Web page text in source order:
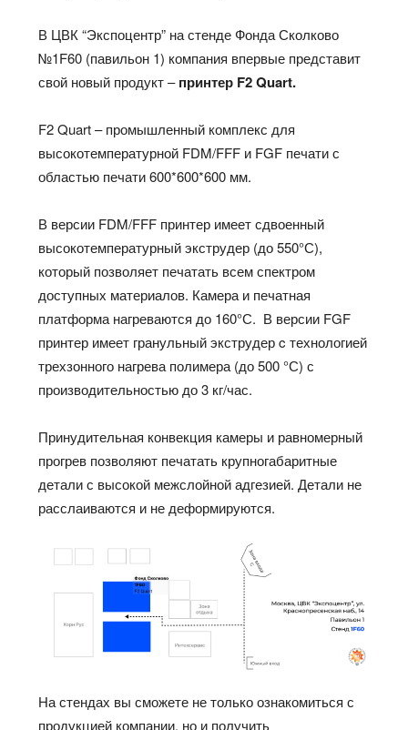
В ЦВК “Экспоцентр” на стенде Фонда Сколково
№1F60 (павильон 1) компания впервые представит
свой новый продукт –принтер F2 Quart.
F2 Quart – промышленный комплекс для
высокотемпературной FDM/FFF и FGF печати с
областью печати 600*600*600 мм.
В версии FDM/FFF принтер имеет сдвоенный
высокотемпературный экструдер (до 550°С),
который позволяет печатать всем спектром
доступных материалов. Камера и печатная
платформа нагреваются до 160°С. В версии FGF
принтер имеет гранульный экструдер c технологией
трехзонного нагрева полимера (до 500 °С) с
производительностью до 3 кг/час.
Принудительная конвекция камеры и равномерный
прогрев позволяют печатать крупногабаритные
детали с высокой межслойной адгезией. Детали не
расслаиваются и не деформируются.
На стендах вы сможете не только ознакомиться с
продукцией компании, но и получить